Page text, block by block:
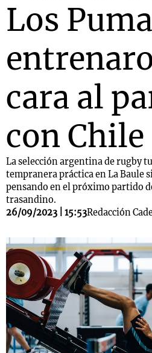
Los
cara al
con Chile
La selección argentina de rugby
tempranera práctica en La Baule
pensando en el próximo partido
trasandino.
26/09/2023 | 15:53Redacción